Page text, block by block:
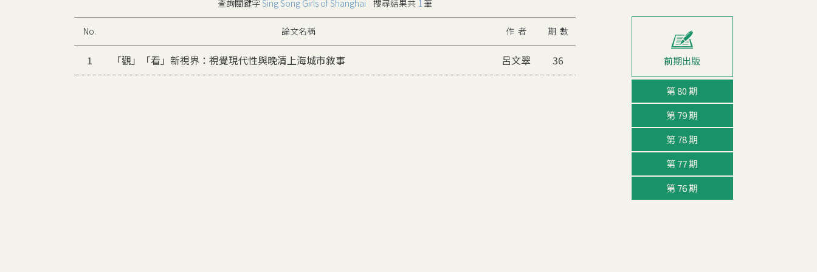
查詢關鍵字Sing Song Girls of Shanghai 搜尋結果共 1 筆
No. 論文名稱 作 者 期 數
1 「觀」「看」新視界：視覺現代性與晚清上海城市敘事 呂文翠 36
第 80 期
第 79 期
第 78 期
第 77 期
第 76 期